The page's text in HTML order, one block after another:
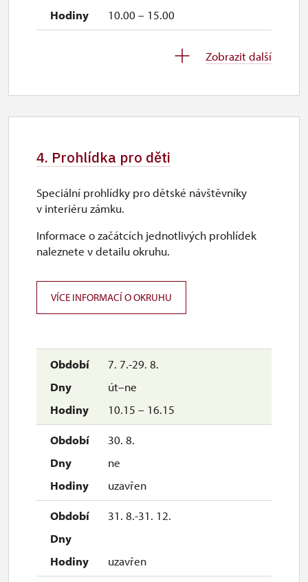
10.00 – 15.00
2. 11.-31. 12.
uzavřen
Zobrazit další
4. Prohlídka pro děti
7. 7.-29. 8.
út–ne
10.15 – 16.15
30. 8.
ne
uzavřen
31. 8.-31. 12.
uzavřen
Speciální prohlídky pro dětské návštěvníky
v interiéru zámku.
Informace o začátcích jednotlivých prohlídek
naleznete v detailu okruhu.
VÍCE INFORMACÍ O OKRUHU